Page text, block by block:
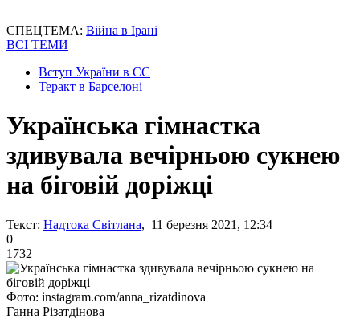
СПЕЦТЕМА: Війна в Ірані
ВСІ ТЕМИ
Вступ України в ЄС
Теракт в Барселоні
Українська гімнастка
здивувала вечірньою сукнею
на біговій доріжці
Текст: Надтока Світлана, 11 березня 2021, 12:34
0
1732
Фото: instagram.com/anna_rizatdinova
Ганна Різатдінова